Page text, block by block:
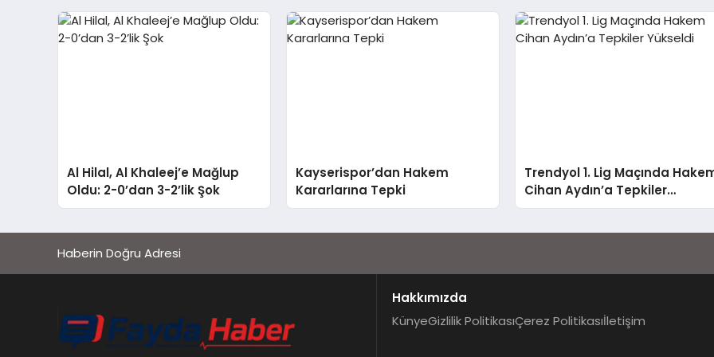
Al Hilal, Al Khaleej’e Mağlup
Oldu: 2-0’dan 3-2’lik Şok
Kayserispor’dan Hakem
Kararlarına Tepki
Trendyol 1. Lig Maçında
Cihan Aydın’a Tepkiler
Yükseldi
Haberin Doğru Adresi
Hakkımızda
KünyeGizlilik PolitikasıÇerez Politikasıİletişim